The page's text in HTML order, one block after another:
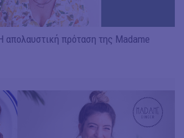
απολαυστική πρόταση της Madame